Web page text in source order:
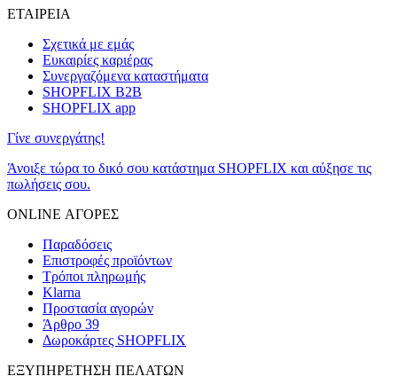
ΕΤΑΙΡΕΙΑ
Σχετικά με εμάς
Ευκαιρίες καριέρας
Συνεργαζόμενα καταστήματα
SHOPFLIX B2B
SHOPFLIX app
Γίνε συνεργάτης!
Άνοιξε τώρα το δικό σου κατάστημα SHOPFLIX και αύξησε τις
πωλήσεις σου.
ONLINE ΑΓΟΡΕΣ
Παραδόσεις
Επιστροφές προϊόντων
Τρόποι πληρωμής
Klarna
Προστασία αγορών
Άρθρο 39
Δωροκάρτες SHOPFLIX
ΕΞΥΠΗΡΕΤΗΣΗ ΠΕΛΑΤΩΝ